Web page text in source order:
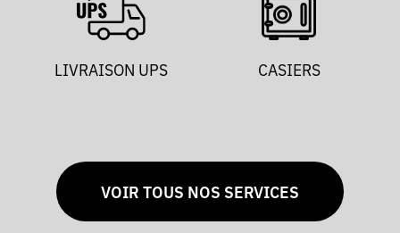
LIVRAISON UPS CASIERS
VOIR TOUS NOS SERVICES